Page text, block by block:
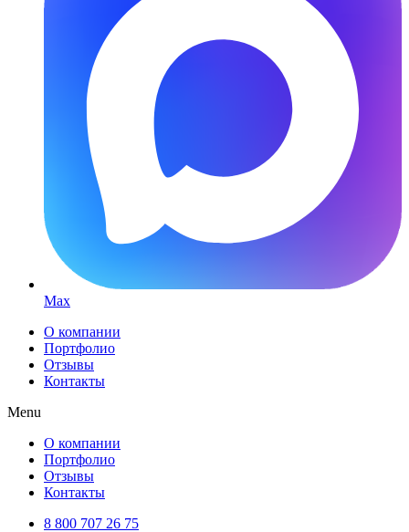
Max
О компании
Портфолио
Отзывы
Контакты
Menu
О компании
Портфолио
Отзывы
Контакты
8 800 707 26 75